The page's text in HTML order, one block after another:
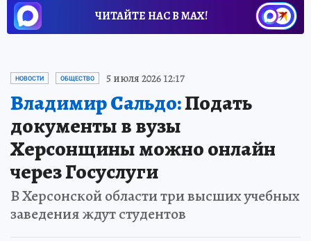
ЧИТАЙТЕ НАС В МАХ!
НОВОСТИ ОБЩЕСТВО 5 июля 2026 12:17
Владимир Сальдо:Подать
документы в вузы
Херсонщины можно онлайн
через Госуслуги
В Херсонской области три высших учебных
заведения ждут студентов